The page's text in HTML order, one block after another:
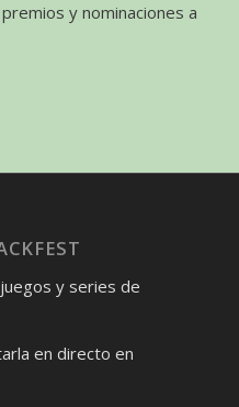
y nominaciones a
y series de
en directo en